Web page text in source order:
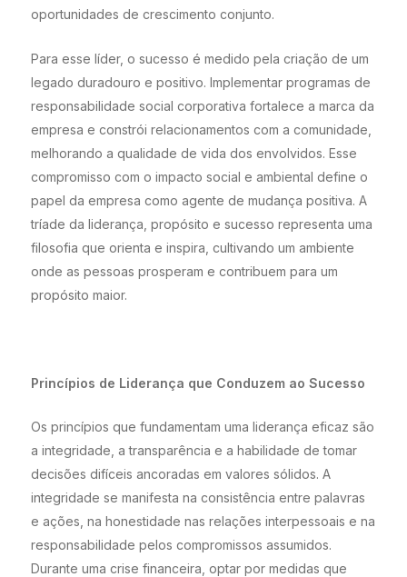
oportunidades de crescimento conjunto.
Para esse líder, o sucesso é medido pela criação de um
legado duradouro e positivo. Implementar programas de
responsabilidade social corporativa fortalece a marca da
empresa e constrói relacionamentos com a comunidade,
melhorando a qualidade de vida dos envolvidos. Esse
compromisso com o impacto social e ambiental define o
papel da empresa como agente de mudança positiva. A
tríade da liderança, propósito e sucesso representa uma
filosofia que orienta e inspira, cultivando um ambiente
onde as pessoas prosperam e contribuem para um
propósito maior.
Princípios de Liderança que Conduzem ao Sucesso
Os princípios que fundamentam uma liderança eficaz são
a integridade, a transparência e a habilidade de tomar
decisões difíceis ancoradas em valores sólidos. A
integridade se manifesta na consistência entre palavras
e ações, na honestidade nas relações interpessoais e na
responsabilidade pelos compromissos assumidos.
Durante uma crise financeira, optar por medidas que